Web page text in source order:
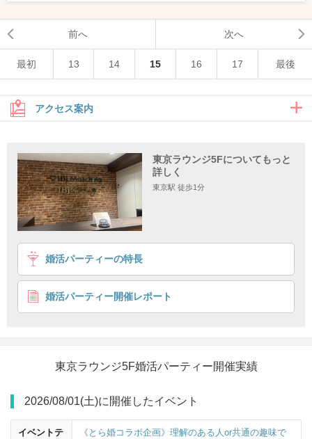
前へ 次へ
最初 13 14 15 16 17 最後
アクセス案内
地下からのアクセス
東京ラウンジ5Fについてもっと
詳しく
東京駅 徒歩1分
婚活パーティーの特長
婚活パーティー開催レポート
東京ラウンジ5F婚活パーティー開催実績
2026/08/01(土)に開催したイベント
イベントテ
《とら婚コラボ企画》理解のある人or共通の趣味で